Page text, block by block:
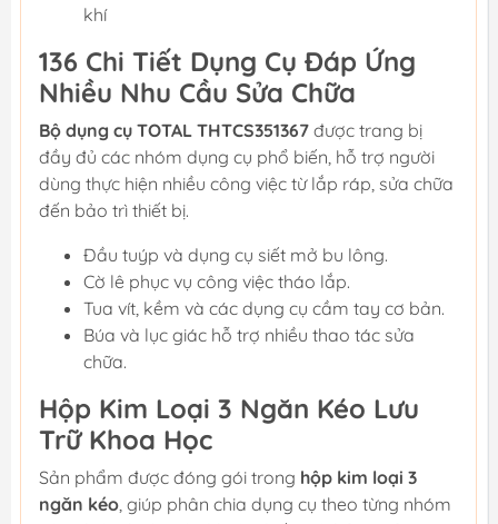
khí
136 Chi Tiết Dụng Cụ Đáp Ứng
Nhiều Nhu Cầu Sửa Chữa
Bộ dụng cụ TOTAL THTCS351367 được trang bị
đầy đủ các nhóm dụng cụ phổ biến, hỗ trợ người
dùng thực hiện nhiều công việc từ lắp ráp, sửa chữa
đến bảo trì thiết bị.
Đầu tuýp và dụng cụ siết mở bu lông.
Cờ lê phục vụ công việc tháo lắp.
Tua vít, kềm và các dụng cụ cầm tay cơ bản.
Búa và lục giác hỗ trợ nhiều thao tác sửa
chữa.
Hộp Kim Loại 3 Ngăn Kéo Lưu
Trữ Khoa Học
Sản phẩm được đóng gói trong hộp kim loại 3
ngăn kéo , giúp phân chia dụng cụ theo từng nhóm